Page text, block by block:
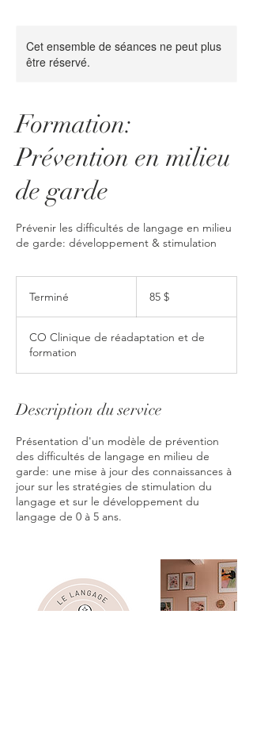
Cet ensemble de séances ne peut plus
être réservé.
Formation:
Prévention en milieu
de garde
Prévenir les difficultés de langage en milieu
de garde: développement & stimulation
Terminé
m
i
n
85 $
CO Clinique de réadaptation et de
formation
Description du service
Présentation d'un modèle de prévention
des difficultés de langage en milieu de
garde: une mise à jour des connaissances à
jour sur les stratégies de stimulation du
langage et sur le développement du
langage de 0 à 5 ans.